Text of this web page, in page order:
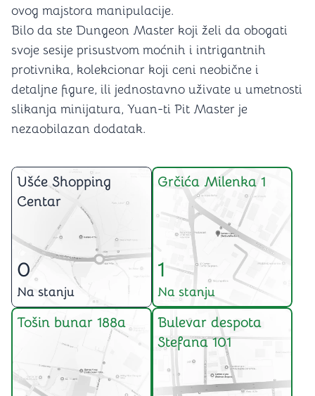
ovog majstora manipulacije.
Bilo da ste Dungeon Master koji želi da obogati
svoje sesije prisustvom moćnih i intrigantnih
protivnika, kolekcionar koji ceni neobične i
detaljne figure, ili jednostavno uživate u umetnosti
slikanja minijatura, Yuan-ti Pit Master je
nezaobilazan dodatak.
Ušće Shopping
Centar
0
Na stanju
Grčića Milenka 1
1
Na stanju
Tošin bunar 188a
Bulevar despota
Stefana 101